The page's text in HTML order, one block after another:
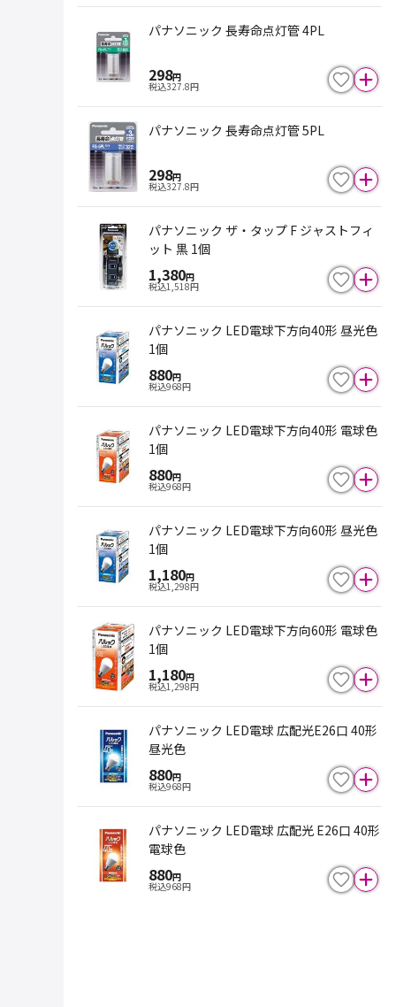
パナソニック 長寿命点灯管 4PL
298円
税込327.8円
パナソニック 長寿命点灯管 5PL
298円
税込327.8円
パナソニック ザ・タップ F ジャストフィ
ット 黒 1個
1,380円
税込1,518円
パナソニック LED電球下方向40形 昼光色
1個
880円
税込968円
パナソニック LED電球下方向40形 電球色
1個
880円
税込968円
パナソニック LED電球下方向60形 昼光色
1個
1,180円
税込1,298円
パナソニック LED電球下方向60形 電球色
1個
1,180円
税込1,298円
パナソニック LED電球 広配光E26口 40形
昼光色
880円
税込968円
パナソニック LED電球 広配光 E26口 40形
電球色
880円
税込968円